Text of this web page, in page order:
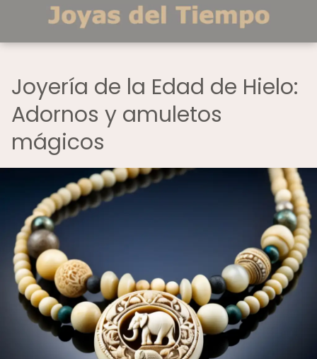
Joyería de la Edad de Hielo:
Adornos y amuletos
mágicos